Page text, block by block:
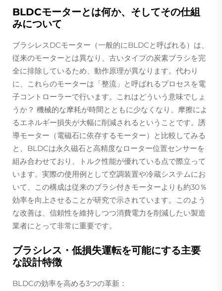
BLDCモーターとは何か、そしてその仕組
みについて
ブラシレスDCモーター（一般的にBLDCと呼ばれる）は、
従来のモーターとは異なり、古いタイプの炭素ブラシを完
全に排除しているため、動作原理が異なります。代わり
に、これらのモーターは「整流」と呼ばれるプロセスを電
子コントローラーで行います。これはどういう意味でしょ
うか？ 機械的な摩耗が時間とともに少なくなり、摩擦によ
るエネルギー損失が大幅に削減されるということです。誘
導モーター（電磁石に依存するモーター）と比較してみる
と、BLDCは永久磁石と高精度なローター位置センサーを
組み合わせており、トルク性能が優れている点で際立って
います。実際の使用例として空調装置や冷蔵システムにお
いて、この構成は従来のブラシ付きモーターよりも約30％
効率を向上させることが研究で示されています。このよう
な改善は、信頼性を維持しつつ消費電力を削減したい製造
業者にとって非常に重要です。
ブラシレス・低損失運転を可能にする主要
な設計特徴
BLDCの効率を高める3つの革新：